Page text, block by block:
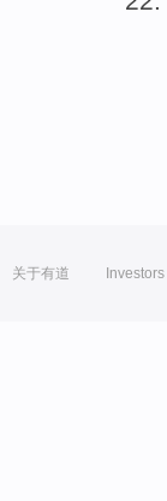
关于有道 Investors